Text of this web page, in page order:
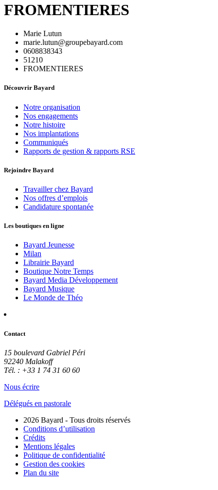
FROMENTIERES
Marie Lutun
marie.lutun@groupebayard.com
0608838343
51210
FROMENTIERES
Découvrir Bayard
Notre organisation
Nos engagements
Notre histoire
Nos implantations
Communiqués
Rapports de gestion & rapports RSE
Rejoindre Bayard
Travailler chez Bayard
Nos offres d’emplois
Candidature spontanée
Les boutiques en ligne
Bayard Jeunesse
Milan
Librairie Bayard
Boutique Notre Temps
Bayard Media Développement
Bayard Musique
Le Monde de Théo
Contact
15 boulevard Gabriel Péri
92240 Malakoff
Tél. : +33 1 74 31 60 60
Nous écrire
Délégués en pastorale
2026 Bayard - Tous droits réservés
Conditions d’utilisation
Crédits
Mentions légales
Politique de confidentialité
Gestion des cookies
Plan du site